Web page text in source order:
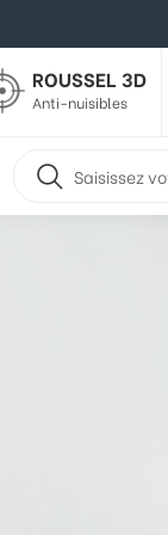
ROUSSEL 3D
Anti-nuisibles